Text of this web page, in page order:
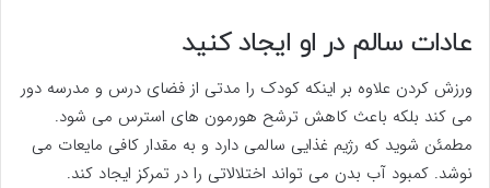
عادات سالم در او ایجاد کنید
ورزش کردن علاوه بر اینکه کودک را مدتی از فضای درس و مدرسه دور
می کند بلکه باعث کاهش ترشح هورمون های استرس می شود.
مطمئن شوید که رژیم غذایی سالمی دارد و به مقدار کافی مایعات می
نوشد. کمبود آب بدن می تواند اختلالاتی را در تمرکز ایجاد کند.